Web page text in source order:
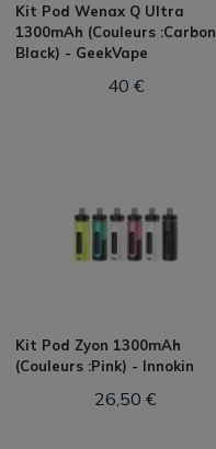
Kit Pod Wenax Q Ultra
1300mAh (Couleurs :Carbon
Black) - GeekVape
40 €
Kit Pod Zyon 1300mAh
(Couleurs :Pink) - Innokin
26,50 €